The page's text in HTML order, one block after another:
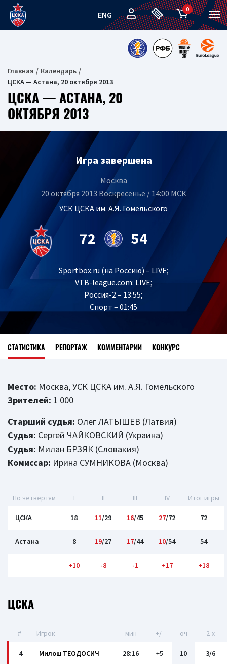
ENG
0
Главная
Календарь
ЦСКА — Астана, 20 октября 2013
ЦСКА — АСТАНА, 20
ОКТЯБРЯ 2013
Игра завершена
Москва
20 октября 2013 Воскресенье / 14:00 МСК
УСК ЦСКА им. А.Я. Гомельского
72 54
Sportbox.ru (на Россию) – LIVE;
VTB-league.com: LIVE;
Россия-2 – 13:55;
Спорт – 01:45
СТАТИСТИКА РЕПОРТАЖ КОММЕНТАРИИ КОНКУРС
Место: Москва, УСК ЦСКА им. А.Я. Гомельского
Зрителей: 1 000
Старший судья: Олег ЛАТЫШЕВ (Латвия)
Судья: Сергей ЧАЙКОВСКИЙ (Украина)
Судья: Милан БРЗЯК (Словакия)
Комиссар: Ирина СУМНИКОВА (Москва)
По четвертям I II III IV Итог игры
ЦСКА 18 11/29 16/45 27/72 72
Астана 8 19/27 17/44 10/54 54
+10 -8 -1 +17 +18
ЦСКА
# Игрок мин +/- оч 2-x
4 Милош ТЕОДОСИЧ 28:16 +5 10 3/6